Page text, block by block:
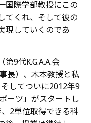
国際学部教授にこの
てくれ、そして彼の
現していくのであ
第9代K.G.A.A.会
長）、木本教授と私
してついに2012年9
ーツ」がスタートし
2単位取得できる科